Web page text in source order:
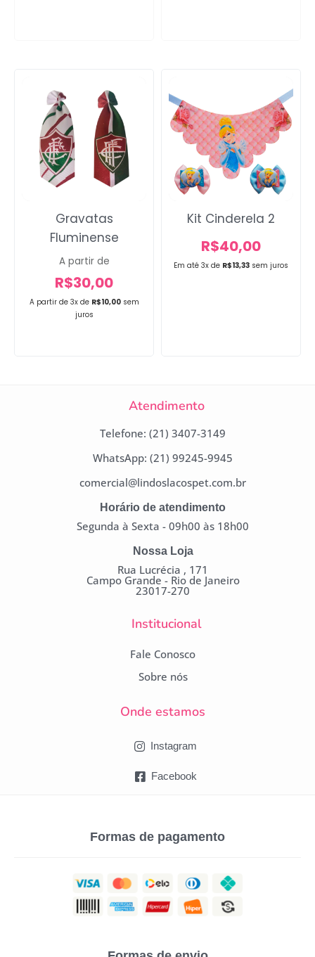
A partir de 3x de R$10,00 sem
juros
Gravatas
Fluminense
A partir de
R$30,00
Em até 3x de R$13,33 sem juros
Kit Cinderela 2
R$40,00
Atendimento
Telefone: (21) 3407-3149
WhatsApp: (21) 99245-9945
comercial@lindoslacospet.com.br
Horário de atendimento
Segunda à Sexta - 09h00 às 18h00
Nossa Loja
Rua Lucrécia , 171
Campo Grande - Rio de Janeiro
23017-270
Institucional
Fale Conosco
Sobre nós
Onde estamos
Instagram
Facebook
Formas de pagamento